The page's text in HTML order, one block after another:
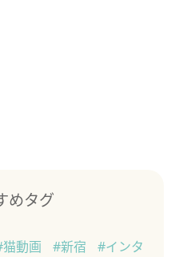
めタグ
動画 #新宿
#インタ